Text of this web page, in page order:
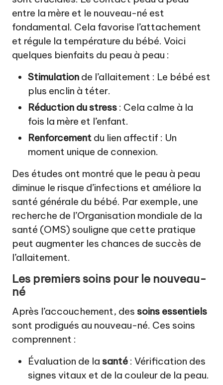
entre la mère et le nouveau-né est
fondamental. Cela favorise l’attachement
et régule la température du bébé. Voici
quelques bienfaits du peau à peau :
Stimulation de l’allaitement : Le bébé est
plus enclin à téter.
Réduction du stress : Cela calme à la
fois la mère et l’enfant.
Renforcement du lien affectif : Un
moment unique de connexion.
Des études ont montré que le peau à peau
diminue le risque d’infections et améliore la
santé générale du bébé. Par exemple, une
recherche de l’Organisation mondiale de la
santé (OMS) souligne que cette pratique
peut augmenter les chances de succès de
l’allaitement.
Les premiers soins pour le nouveau-
né
Après l’accouchement, des soins essentiels
sont prodigués au nouveau-né. Ces soins
comprennent :
Évaluation de la santé : Vérification des
signes vitaux et de la couleur de la peau.